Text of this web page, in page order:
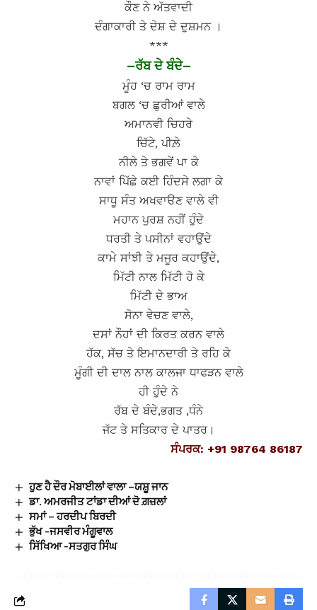
ਕੌਣ ਨੇ ਅੱਤਵਾਦੀ
ਦੰਗਾਕਾਰੀ ਤੇ ਦੇਸ਼ ਦੇ ਦੁਸ਼ਮਨ ।
***
–ਰੱਬ ਦੇ ਬੰਦੇ–
ਮੂੰਹ ‘ਚ ਰਾਮ ਰਾਮ
ਬਗਲ ‘ਚ ਛੁਰੀਆਂ ਵਾਲੇ
ਅਮਾਨਵੀ ਚਿਹਰੇ
ਚਿੱਟੇ, ਪੀਲ਼ੇ
ਨੀਲੇ ਤੇ ਭਗਵੇਂ ਪਾ ਕੇ
ਨਾਵਾਂ ਪਿੱਛੇ ਕਈ ਹਿੰਦਸੇ ਲਗਾ ਕੇ
ਸਾਧੂ ਸੰਤ ਅਖਵਾੳਣ ਵਾਲੇ ਵੀ
ਮਹਾਨ ਪੁਰਸ਼ ਨਹੀਂ ਹੁੰਦੇ
ਧਰਤੀ ਤੇ ਪਸੀਨਾਂ ਵਹਾਉਂਦੇ
ਕਾਮੇ ਸਾਂਝੀ ਤੇ ਮਜੂਰ ਕਹਾਉਂਦੇ,
ਮਿੱਟੀ ਨਾਲ ਮਿੱਟੀ ਹੋ ਕੇ
ਮਿੱਟੀ ਦੇ ਭਾਅ
ਸੋਨਾ ਵੇਚਣ ਵਾਲੇ,
ਦਸਾਂ ਨੌਹਾਂ ਦੀ ਕਿਰਤ ਕਰਨ ਵਾਲੇ
ਹੱਕ, ਸੱਚ ਤੇ ਇਮਾਨਦਾਰੀ ਤੇ ਰਹਿ ਕੇ
ਮੂੰਗੀ ਦੀ ਦਾਲ ਨਾਲ ਕਾਲਜਾ ਧਾਫੜਨ ਵਾਲੇ
ਹੀ ਹੁੰਦੇ ਨੇ
ਰੱਬ ਦੇ ਬੰਦੇ,ਭਗਤ ,ਧੰਨੇ
ਜੱਟ ਤੇ ਸਤਿਕਾਰ ਦੇ ਪਾਤਰ।
ਸੰਪਰਕ: +91 98764 86187
ਹੁਣ ਹੈ ਦੌਰ ਮੋਬਾਈਲਾਂ ਵਾਲਾ –ਯਸ਼ੂ ਜਾਨ
ਡਾ. ਅਮਰਜੀਤ ਟਾਂਡਾ ਦੀਆਂ ਦੋ ਗ਼ਜ਼ਲਾਂ
ਸਮਾਂ – ਹਰਦੀਪ ਬਿਰਦੀ
ਭੁੱਖ -ਜਸਵੀਰ ਮੰਗੂਵਾਲ
ਸਿੱਖਿਆ -ਸਤਗੁਰ ਸਿੰਘ